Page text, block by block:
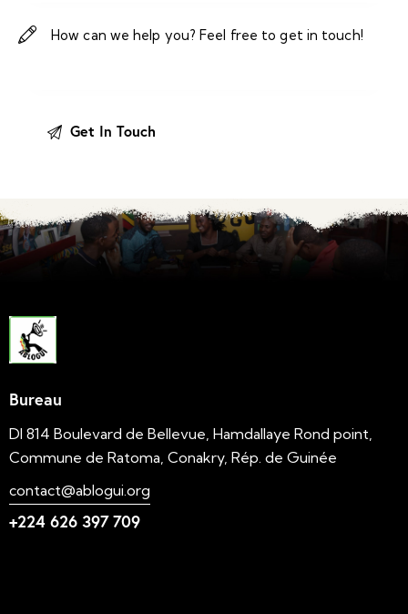
Bureau
DI 814 Boulevard de Bellevue, Hamdallaye Rond point,
Commune de Ratoma, Conakry, Rép. de Guinée
contact@ablogui.org
+224 626 397 709